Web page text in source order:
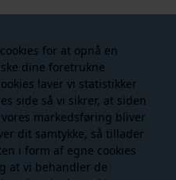
for at opnå en
dine foretrukne
laver vi statistikker
side så vi sikrer, at siden
markedsføring bliver
dit samtykke, så tillader
i form af egne cookies
at vi behandler de
i
NYHED